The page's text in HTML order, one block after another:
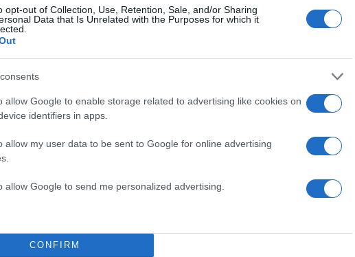
opt-out of Collection, Use, Retention, Sale, and/or Sharing
Data that Is Unrelated with the Purposes for which it
allow Google to enable storage related to advertising like cookies on
identifiers in apps.
allow my user data to be sent to Google for online advertising
allow Google to send me personalized advertising.
CONFIRM
Συγκλονίζει η Κάρλα Μπρούνι
καρκίνο του μαστού -
«Στάθηκα τυχερή...»